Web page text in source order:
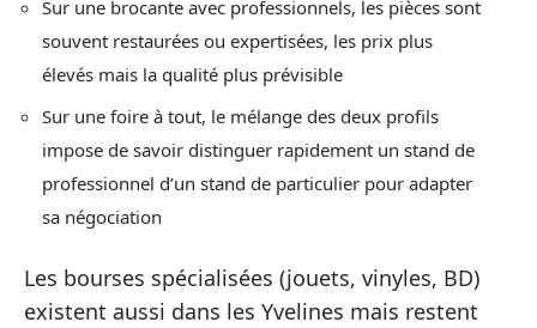
Sur une brocante avec professionnels, les pièces sont
souvent restaurées ou expertisées, les prix plus
élevés mais la qualité plus prévisible
Sur une foire à tout, le mélange des deux profils
impose de savoir distinguer rapidement un stand de
professionnel d’un stand de particulier pour adapter
sa négociation
Les bourses spécialisées (jouets, vinyles, BD)
existent aussi dans les Yvelines mais restent